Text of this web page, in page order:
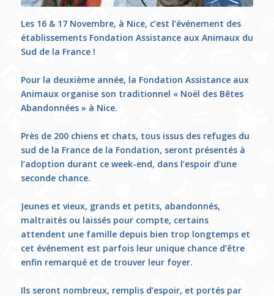
Les 16 & 17 Novembre, à Nice, c’est l’événement des
établissements Fondation Assistance aux Animaux du
Sud de la France !
Pour la deuxième année, la Fondation Assistance aux
Animaux organise son traditionnel « Noël des Bêtes
Abandonnées » à Nice.
Près de 200 chiens et chats, tous issus des refuges du
sud de la France de la Fondation, seront présentés à
l’adoption durant ce week-end, dans l’espoir d’une
seconde chance.
Jeunes et vieux, grands et petits, abandonnés,
maltraités ou laissés pour compte, certains
attendent une famille depuis bien trop longtemps et
cet événement est parfois leur unique chance d’être
enfin remarqué et de trouver leur foyer.
Ils seront nombreux, remplis d’espoir, et portés par